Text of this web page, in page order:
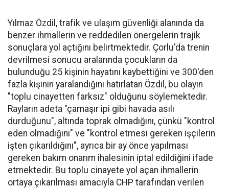
Yılmaz Özdil, trafik ve ulaşım güvenliği alanında da
benzer ihmallerin ve reddedilen önergelerin trajik
sonuçlara yol açtığını belirtmektedir. Çorlu'da trenin
devrilmesi sonucu aralarında çocukların da
bulunduğu 25 kişinin hayatını kaybettiğini ve 300'den
fazla kişinin yaralandığını hatırlatan Özdil, bu olayın
"toplu cinayetten farksız" olduğunu söylemektedir.
Rayların adeta "çamaşır ipi gibi havada asılı
durduğunu", altında toprak olmadığını, çünkü "kontrol
eden olmadığını" ve "kontrol etmesi gereken işçilerin
işten çıkarıldığını", ayrıca bir ay önce yapılması
gereken bakım onarım ihalesinin iptal edildiğini ifade
etmektedir. Bu toplu cinayete yol açan ihmallerin
ortaya çıkarılması amacıyla CHP tarafından verilen